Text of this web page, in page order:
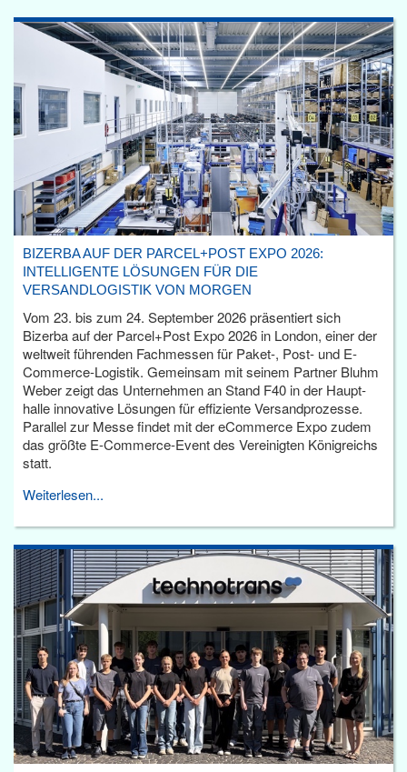
BIZERBA AUF DER PARCEL+POST EXPO 2026:
INTELLIGENTE LÖSUNGEN FÜR DIE
VERSANDLOGISTIK VON MORGEN
Vom 23. bis zum 24. September 2026 präsentiert sich
Bizerba auf der Parcel+Post Expo 2026 in London, einer der
weltweit führenden Fachmessen für Paket-, Post- und E-
Commerce-Logistik. Gemeinsam mit seinem Partner Bluhm
Weber zeigt das Unternehmen an Stand F40 in der Haupt­
halle innovative Lösungen für effiziente Versandprozesse.
Parallel zur Messe findet mit der eCommerce Expo zudem
das größte E-Commerce-Event des Vereinigten Königreichs
statt.
Weiterlesen...